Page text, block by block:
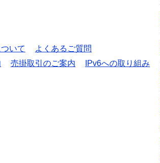
いて
よくあるご質問
売掛取引のご案内
IPv6への取り組み